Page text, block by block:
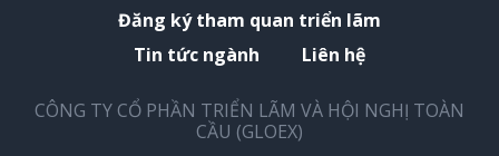
Đăng ký tham quan triển lãm
Tin tức ngành
Liên hệ
CÔNG TY CỔ PHẦN TRIỂN LÃM VÀ HỘI NGHỊ TOÀN
CẦU (GLOEX)